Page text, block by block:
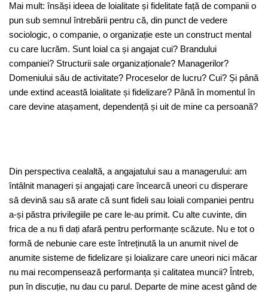
Mai mult: însăși ideea de loialitate și fidelitate față de companii o
pun sub semnul întrebării pentru că, din punct de vedere
sociologic, o companie, o organizație este un construct mental
cu care lucrăm. Sunt loial ca și angajat cui? Brandului
companiei? Structurii sale organizaționale? Managerilor?
Domeniului său de activitate? Proceselor de lucru? Cui? Și până
unde extind această loialitate și fidelizare? Până în momentul în
care devine atașament, dependență și uit de mine ca persoană?
Din perspectiva cealaltă, a angajatului sau a managerului: am
întâlnit manageri și angajați care încearcă uneori cu disperare
să devină sau să arate că sunt fideli sau loiali companiei pentru
a-și păstra privilegiile pe care le-au primit. Cu alte cuvinte, din
frica de a nu fi dați afară pentru performanțe scăzute. Nu e tot o
formă de nebunie care este întreținută la un anumit nivel de
anumite sisteme de fidelizare și loializare care uneori nici măcar
nu mai recompensează performanța și calitatea muncii? Întreb,
pun în discuție, nu dau cu parul. Departe de mine acest gând de